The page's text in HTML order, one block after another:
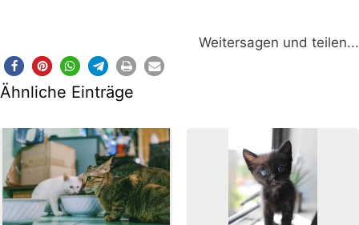
Weitersagen und teilen...
Ähnliche Einträge